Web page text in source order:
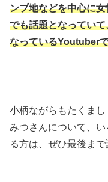
ンプ地などを中心に
でも話題となってい
なっているYoutuber
小柄ながらもたくま
みつさんについて、
る方は、ぜひ最後ま